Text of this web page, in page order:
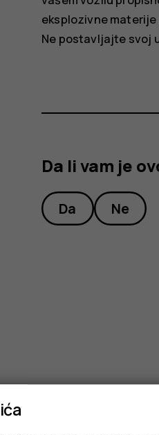
eksplozivne materije
Ne postavljajte svoj
Da li vam je
Da Ne